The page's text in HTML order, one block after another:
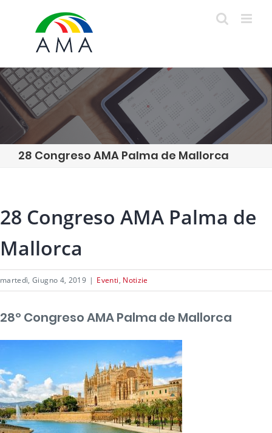
content
28 Congreso AMA Palma de Mallorca
28 Congreso AMA Palma de
Mallorca
martedì, Giugno 4, 2019 | Eventi, Notizie
28º Congreso AMA Palma de Mallorca